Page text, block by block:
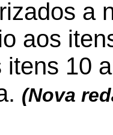
a
aos
itens 10
(Nova